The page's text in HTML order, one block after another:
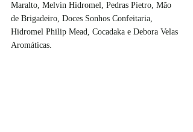
Maralto, Melvin Hidromel, Pedras Pietro, Mão
de Brigadeiro, Doces Sonhos Confeitaria,
Hidromel Philip Mead, Cocadaka e Debora Velas
Aromáticas.